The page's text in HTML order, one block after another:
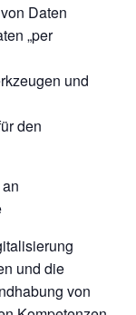
Daten
„per
und
den
und die
von